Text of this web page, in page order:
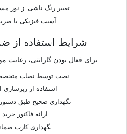
تغییر رنگ ناشی از نور
آسیب فیزیکی یا
شرایط استفاده از
برای فعال بودن گارانتی،
نصب توسط نصاب
استفاده از زیرسازی
نگهداری صحیح طبق
ارائه فاکتور خرید
نگهداری کارت